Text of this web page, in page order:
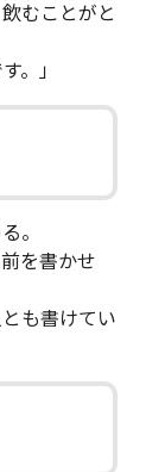
むことがと
。」
。
を書かせ
も書けてい